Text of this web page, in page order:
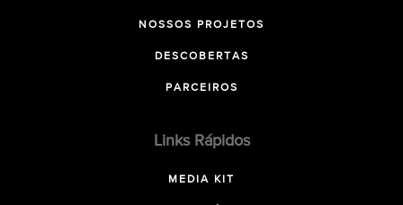
NOSSOS PROJETOS
DESCOBERTAS
PARCEIROS
Links Rápidos
MEDIA KIT